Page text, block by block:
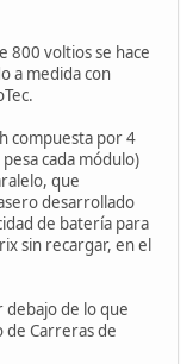
800 voltios se hace
a medida con
compuesta por 4
cada módulo)
que
desarrollado
de batería para
sin recargar, en el
debajo de lo que
de Carreras de